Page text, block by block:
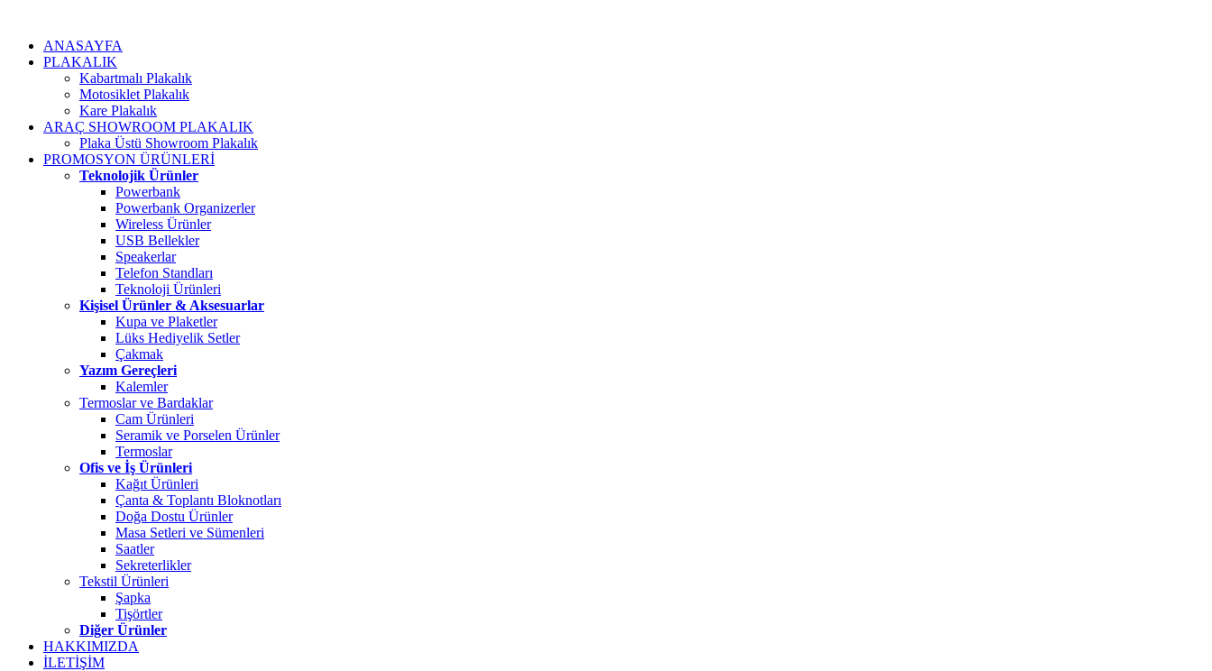
ANASAYFA
PLAKALIK
Kabartmalı Plakalık
Motosiklet Plakalık
Kare Plakalık
ARAÇ SHOWROOM PLAKALIK
Plaka Üstü Showroom Plakalık
PROMOSYON ÜRÜNLERİ
Teknolojik Ürünler
Powerbank
Powerbank Organizerler
Wireless Ürünler
USB Bellekler
Speakerlar
Telefon Standları
Teknoloji Ürünleri
Kişisel Ürünler & Aksesuarlar
Kupa ve Plaketler
Lüks Hediyelik Setler
Çakmak
Yazım Gereçleri
Kalemler
Termoslar ve Bardaklar
Cam Ürünleri
Seramik ve Porselen Ürünler
Termoslar
Ofis ve İş Ürünleri
Kağıt Ürünleri
Çanta & Toplantı Bloknotları
Doğa Dostu Ürünler
Masa Setleri ve Sümenleri
Saatler
Sekreterlikler
Tekstil Ürünleri
Şapka
Tişörtler
Diğer Ürünler
HAKKIMIZDA
İLETİŞİM